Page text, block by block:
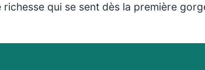
qui se sent dès la première